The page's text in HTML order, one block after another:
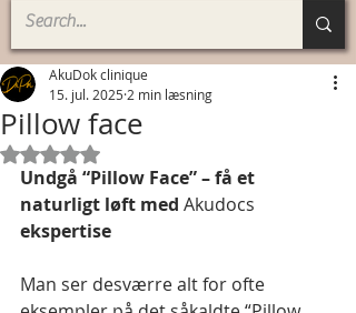
Pillow face
AkuDok clinique
15. jul. 2025 2 min læsning
Bedømt til NaN ud af 5 stjerner.
Undgå “Pillow Face” – få et
naturligt løft med Akudocs
ekspertise
Man ser desværre alt for ofte